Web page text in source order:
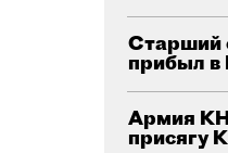
Старший
прибыл
Армия
присягу